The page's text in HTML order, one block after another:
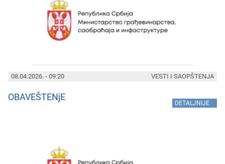
08.04.2026. - 09:20
OBAVEŠTENjE
DETALJNIJE
VESTI I SAOPŠTENJA